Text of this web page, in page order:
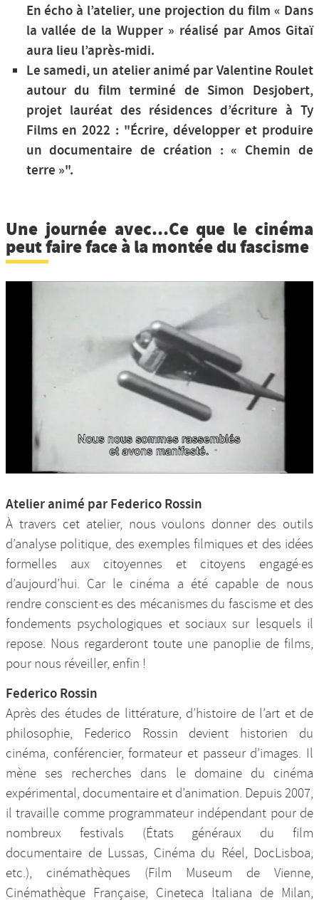
En écho à l’atelier, une projection du film « Dans
la vallée de la Wupper » réalisé par Amos Gitaï
aura lieu l’après-midi.
Le samedi, un atelier animé par Valentine Roulet
autour du film terminé de Simon Desjobert,
projet lauréat des résidences d’écriture à Ty
Films en 2022 : "Écrire, développer et produire
un documentaire de création : « Chemin de
terre »".
Une journée avec...Ce que le cinéma
peut faire face à la montée du fascisme
Atelier animé par Federico Rossin
À travers cet atelier, nous voulons donner des outils
d’analyse politique, des exemples filmiques et des idées
formelles aux citoyennes et citoyens engagé·es
d’aujourd’hui. Car le cinéma a été capable de nous
rendre conscient·es des mécanismes du fascisme et des
fondements psychologiques et sociaux sur lesquels il
repose. Nous regarderont toute une panoplie de films,
pour nous réveiller, enfin !
Federico Rossin
Après des études de littérature, d’histoire de l’art et de
philosophie, Federico Rossin devient historien du
cinéma, conférencier, formateur et passeur d’images. Il
mène ses recherches dans le domaine du cinéma
expérimental, documentaire et d’animation. Depuis 2007,
il travaille comme programmateur indépendant pour de
nombreux festivals (États généraux du film
documentaire de Lussas, Cinéma du Réel, DocLisboa,
etc.), cinémathèques (Film Museum de Vienne,
Cinémathèque Française, Cineteca Italiana de Milan,